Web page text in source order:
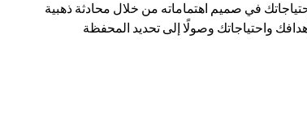
في صميم اهتماماته من خلال محادثة ذهبية
واحتياجاتك وصولًا إلى تحديد المحفظة